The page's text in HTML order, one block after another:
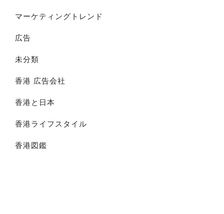
マーケティングトレンド
広告
未分類
香港 広告会社
香港と日本
香港ライフスタイル
香港図鑑